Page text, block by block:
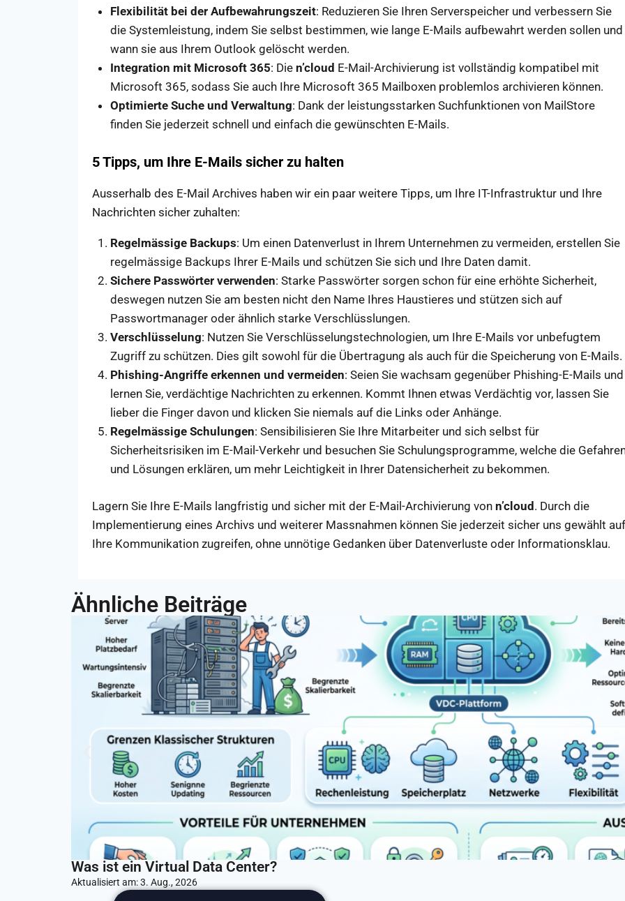
Flexibilität bei der Aufbewahrungszeit: Reduzieren Sie Ihren Serverspeicher und verbessern Sie
die Systemleistung, indem Sie selbst bestimmen, wie lange E-Mails aufbewahrt werden sollen und
wann sie aus Ihrem Outlook gelöscht werden.
Integration mit Microsoft 365: Die n’cloud E-Mail-Archivierung ist vollständig kompatibel mit
Microsoft 365, sodass Sie auch Ihre Microsoft 365 Mailboxen problemlos archivieren können.
Optimierte Suche und Verwaltung: Dank der leistungsstarken Suchfunktionen von MailStore
finden Sie jederzeit schnell und einfach die gewünschten E-Mails.
5 Tipps, um Ihre E-Mails sicher zu halten
Ausserhalb des E-Mail Archives haben wir ein paar weitere Tipps, um Ihre IT-Infrastruktur und Ihre
Nachrichten sicher zuhalten:
Regelmässige Backups: Um einen Datenverlust in Ihrem Unternehmen zu vermeiden, erstellen Sie
regelmässige Backups Ihrer E-Mails und schützen Sie sich und Ihre Daten damit.
Sichere Passwörter verwenden: Starke Passwörter sorgen schon für eine erhöhte Sicherheit,
deswegen nutzen Sie am besten nicht den Name Ihres Haustieres und stützen sich auf
Passwortmanager oder ähnlich starke Verschlüsslungen.
Verschlüsselung: Nutzen Sie Verschlüsselungstechnologien, um Ihre E-Mails vor unbefugtem
Zugriff zu schützen. Dies gilt sowohl für die Übertragung als auch für die Speicherung von E-Mails.
Phishing-Angriffe erkennen und vermeiden: Seien Sie wachsam gegenüber Phishing-E-Mails und
lernen Sie, verdächtige Nachrichten zu erkennen. Kommt Ihnen etwas Verdächtig vor, lassen Sie
lieber die Finger davon und klicken Sie niemals auf die Links oder Anhänge.
Regelmässige Schulungen: Sensibilisieren Sie Ihre Mitarbeiter und sich selbst für
Sicherheitsrisiken im E-Mail-Verkehr und besuchen Sie Schulungsprogramme, welche die
und Lösungen erklären, um mehr Leichtigkeit in Ihrer Datensicherheit zu bekommen.
Lagern Sie Ihre E-Mails langfristig und sicher mit der E-Mail-Archivierung von n’cloud. Durch die
Implementierung eines Archivs und weiterer Massnahmen können Sie jederzeit sicher uns gewählt auf
Ihre Kommunikation zugreifen, ohne unnötige Gedanken über Datenverluste oder Informationsklau.
Ähnliche Beiträge
Was ist ein Virtual Data Center?
Aktualisiert am:3. Aug., 2026